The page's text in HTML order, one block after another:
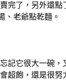
完了，另外還點
、老爺點乾麵。
記它很大一碗，
超飽，還是很努